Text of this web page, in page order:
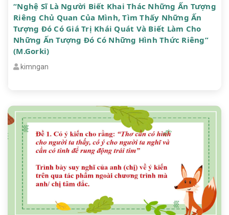
“Nghệ Sĩ Là Người Biết Khai Thác Những Ấn Tượng
Riêng Chủ Quan Của Mình, Tìm Thấy Những Ấn
Tượng Đó Có Giá Trị Khái Quát Và Biết Làm Cho
Những Ấn Tượng Đó Có Những Hình Thức Riêng”
(M.Gorki)
kimngan